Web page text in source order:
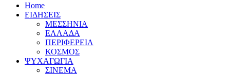
Home
ΕΙΔΗΣΕΙΣ
ΜΕΣΣΗΝΙΑ
ΕΛΛΑΔΑ
ΠΕΡΙΦΕΡΕΙΑ
ΚΟΣΜΟΣ
ΨΥΧΑΓΩΓΙΑ
ΣΙΝΕΜΑ